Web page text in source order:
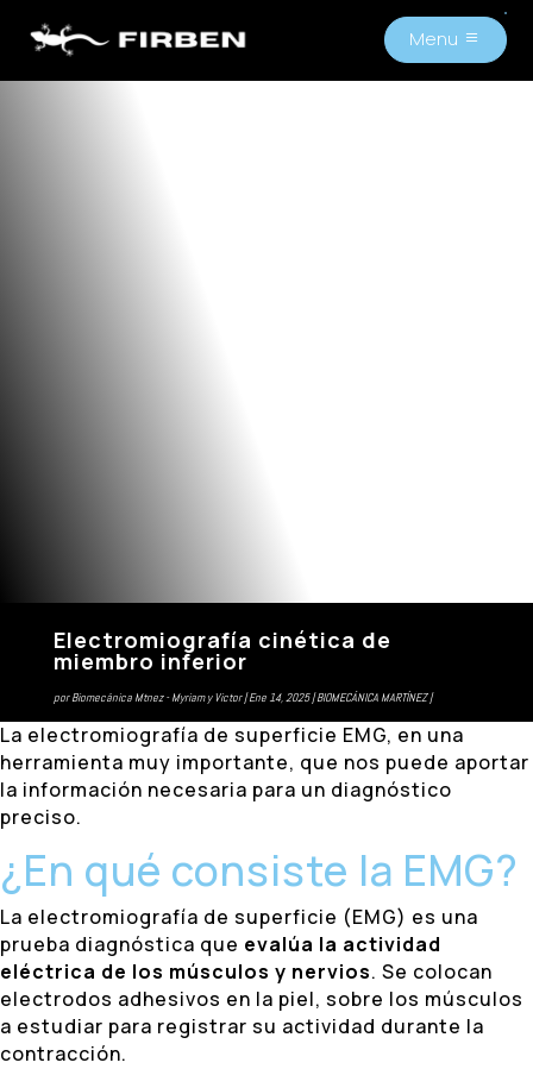
MenuM
Electromiografía cinética de
miembro inferior
porBiomecánica Mtnez - Myriam y Victor Ene 14, 2025 BIOMECÁNICA MARTÍNEZ
La electromiografía de superficie EMG, en una
herramienta muy importante, que nos puede aportar
la información necesaria para un diagnóstico
preciso.
¿En qué consiste la EMG?
La electromiografía de superficie (EMG) es una
prueba diagnóstica que evalúa la actividad
eléctrica de los músculos y nervios. Se colocan
electrodos adhesivos en la piel, sobre los músculos
a estudiar para registrar su actividad durante la
contracción.